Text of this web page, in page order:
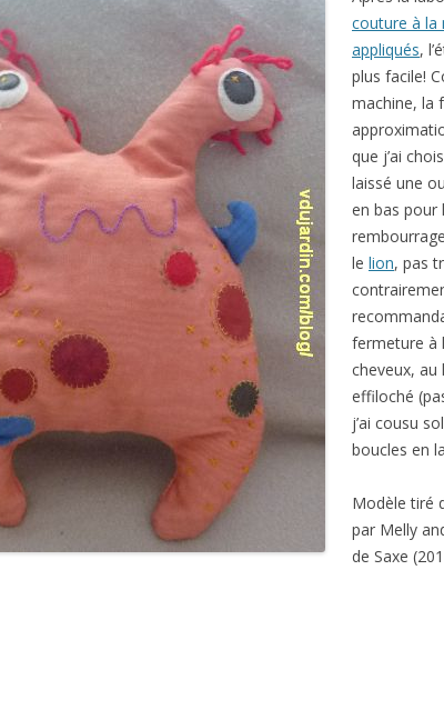
couture à la
appliqués,
plus facile!
machine, la
que j’ai
laissé une
en bas pour
le lion, pas
fermeture à
cheveux, au
effiloché
j’ai cousu
boucles en
Modèle tiré
par Melly
de Saxe